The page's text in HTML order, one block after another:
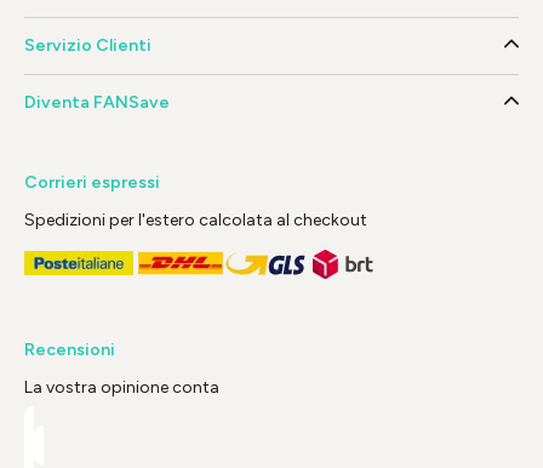
Servizio Clienti
Diventa FANSave
Corrieri espressi
Spedizioni per l'estero calcolata al checkout
Recensioni
La vostra opinione conta